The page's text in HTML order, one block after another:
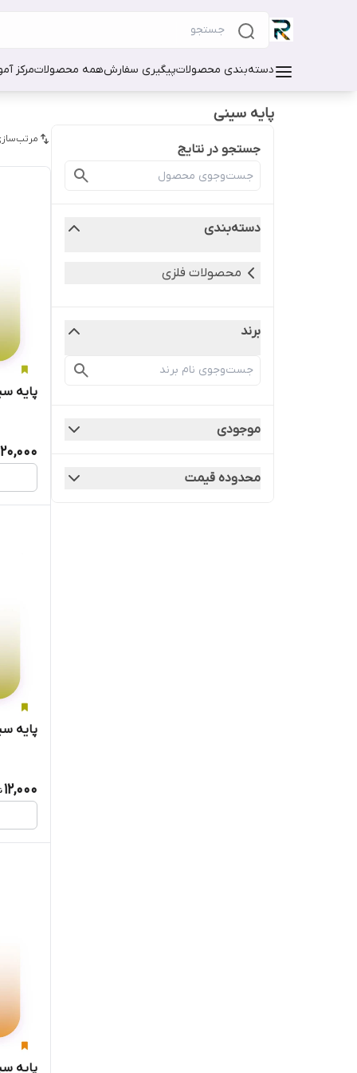
دسته‌بندی محصولاتپیگیری سفارشهمه محصولاتمرکز
پایه سینی
جستجو در نتایج
دسته‌بندی
محصولات فلزی
برند
موجودی
محدوده قیمت
پایه
20,000
پایه
12,000
پایه